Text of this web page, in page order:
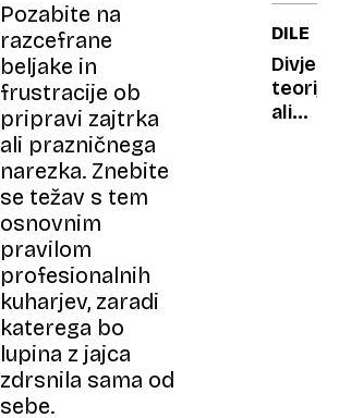
Pozabite na
razcefrane
beljake in
frustracije ob
pripravi zajtrka
ali prazničnega
narezka. Znebite
se težav s tem
osnovnim
pravilom
profesionalnih
kuharjev, zaradi
katerega bo
lupina z jajca
zdrsnila sama od
sebe.
igra
vam
DILEMA
Divje
teorije:
ali